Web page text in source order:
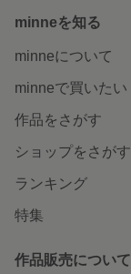
minneを知る
minneについて
minneで買いたい
作品をさがす
ショップをさがす
ランキング
特集
作品販売について